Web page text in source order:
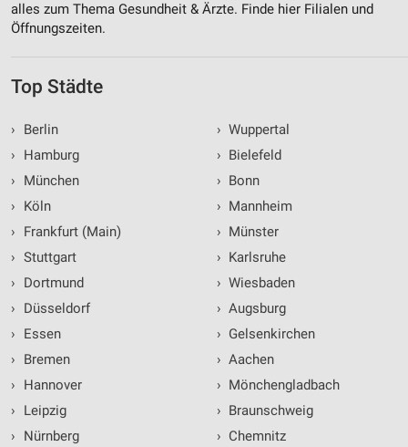
alles zum Thema Gesundheit & Ärzte. Finde hier Filialen und
Öffnungszeiten.
Top Städte
›
Berlin
›
Hamburg
›
München
›
Köln
›
Frankfurt (Main)
› Stuttgart
›
Dortmund
›
Düsseldorf
›
Essen
›
Bremen
›
Hannover
›
Leipzig
›
Nürnberg
› Wuppertal
› Bielefeld
› Bonn
› Mannheim
› Münster
› Karlsruhe
› Wiesbaden
› Augsburg
› Gelsenkirchen
› Aachen
› Mönchengladbach
› Braunschweig
› Chemnitz